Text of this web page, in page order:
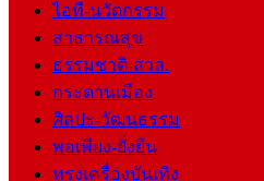
ไอที-นวัตกรรม
สาธารณสุข
ธรรมชาติ-สวล.
กระดานเมือง
ศิลปะ-วัฒนธรรม
พอเพียง-ยั่งยืน
ทรงเครื่องบันเทิง